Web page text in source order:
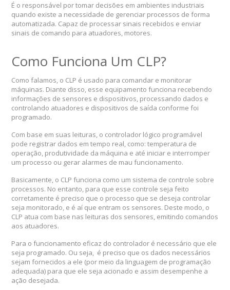
É o responsável por tomar decisões em ambientes industriais
quando existe a necessidade de gerenciar processos de forma
automatizada. Capaz de processar sinais recebidos e enviar
sinais de comando para atuadores, motores.
Como Funciona Um CLP?
Como falamos, o CLP é usado para comandar e monitorar
máquinas. Diante disso, esse equipamento funciona recebendo
informações de sensores e dispositivos, processando dados e
controlando atuadores e dispositivos de saída conforme foi
programado.
Com base em suas leituras, o controlador lógico programável
pode registrar dados em tempo real, como: temperatura de
operação, produtividade da máquina e até iniciar e interromper
um processo ou gerar alarmes de mau funcionamento.
Basicamente, o CLP funciona como um sistema de controle sobre
processos. No entanto, para que esse controle seja feito
corretamente é preciso que o processo que se deseja controlar
seja monitorado, e é aí que entram os sensores. Deste modo, o
CLP atua com base nas leituras dos sensores, emitindo comandos
aos atuadores.
Para o funcionamento eficaz do controlador é necessário que ele
seja programado. Ou seja, é preciso que os dados necessários
sejam fornecidos a ele (por meio da linguagem de programação
adequada) para que ele seja acionado e assim desempenhe a
ação desejada.